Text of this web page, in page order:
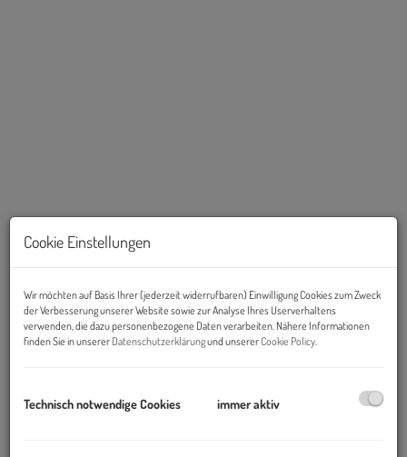
Beschreibung
Vorsorgewohnungen im Marina Tower
Cookie Einstellungen
Wir möchten auf Basis Ihrer (jederzeit widerrufbaren) Einwilligung Cookies zum Zweck
der Verbesserung unserer Website sowie zur Analyse Ihres Userverhaltens
verwenden, die dazu personenbezogene Daten verarbeiten. Nähere Informationen
finden Sie in unserer Datenschutzerklärungund unsererCookie Policy.
Technisch notwendige Cookies immer aktiv